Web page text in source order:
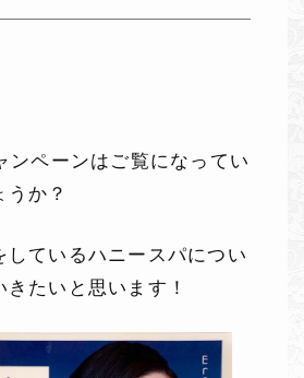
ンペーンはご覧になってい
うか？
しているハニースパについ
たいと思います！